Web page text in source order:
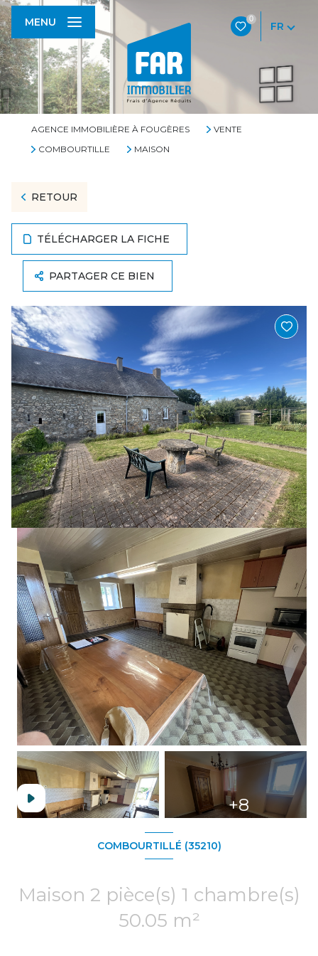
0
FR
MENU
AGENCE IMMOBILIÈRE À FOUGÈRES
VENTE
COMBOURTILLE
MAISON
RETOUR
TÉLÉCHARGER LA FICHE
PARTAGER CE BIEN
+8
COMBOURTILLÉ (35210)
Maison 2 pièce(s) 1 chambre(s)
50.05 m²